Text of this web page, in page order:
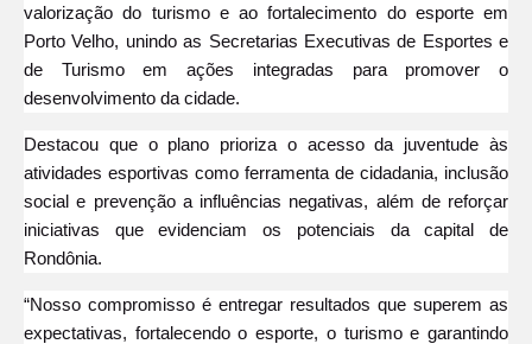
valorização do turismo e ao fortalecimento do esporte em
Porto Velho, unindo as Secretarias Executivas de Esportes e
de Turismo em ações integradas para promover o
desenvolvimento da cidade.
Destacou que o plano prioriza o acesso da juventude às
atividades esportivas como ferramenta de cidadania, inclusão
social e prevenção a influências negativas, além de reforçar
iniciativas que evidenciam os potenciais da capital de
Rondônia.
“Nosso compromisso é entregar resultados que superem as
expectativas, fortalecendo o esporte, o turismo e garantindo